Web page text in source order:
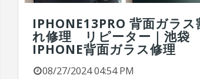
IPHONE13PRO 背面ガラス
れ修理 リピーター｜池袋
IPHONE背面ガラス修理
08/27/2024 04:54 PM